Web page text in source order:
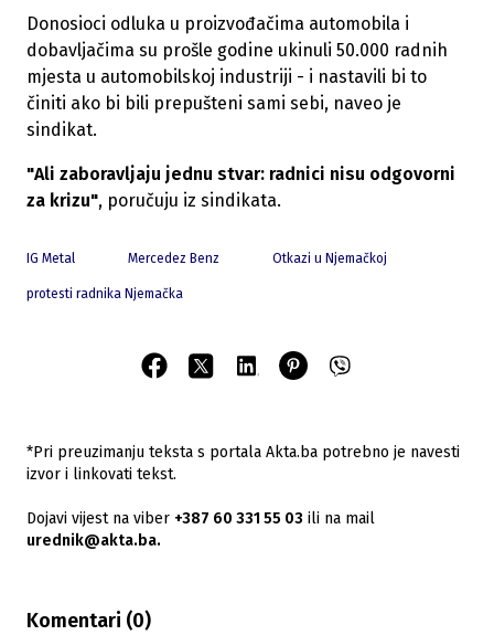
Donosioci odluka u proizvođačima automobila i
dobavljačima su prošle godine ukinuli 50.000 radnih
mjesta u automobilskoj industriji - i nastavili bi to
činiti ako bi bili prepušteni sami sebi, naveo je
sindikat.
"Ali zaboravljaju jednu stvar: radnici nisu odgovorni
za krizu", poručuju iz sindikata.
IG Metal Mercedez Benz Otkazi u Njemačkoj
protesti radnika Njemačka
*Pri preuzimanju teksta s portala Akta.ba potrebno je navesti
izvor i linkovati tekst.
Dojavi vijest na viber +387 60 331 55 03 ili na mail
urednik@akta.ba.
Komentari (0)